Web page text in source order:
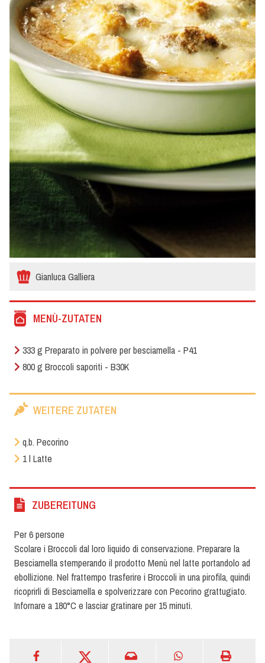
Gianluca Galliera
MENÙ-ZUTATEN
333 g Preparato in polvere per besciamella - P41
800 g Broccoli saporiti - B30K
WEITERE ZUTATEN
q.b. Pecorino
1 l Latte
ZUBEREITUNG
Per 6 persone
Scolare i Broccoli dal loro liquido di conservazione. Preparare la
Besciamella stemperando il prodotto Menù nel latte portandolo ad
ebollizione. Nel frattempo trasferire i Broccoli in una pirofila, quindi
ricoprirli di Besciamella e spolverizzare con Pecorino grattugiato.
Infornare a 180°C e lasciar gratinare per 15 minuti.